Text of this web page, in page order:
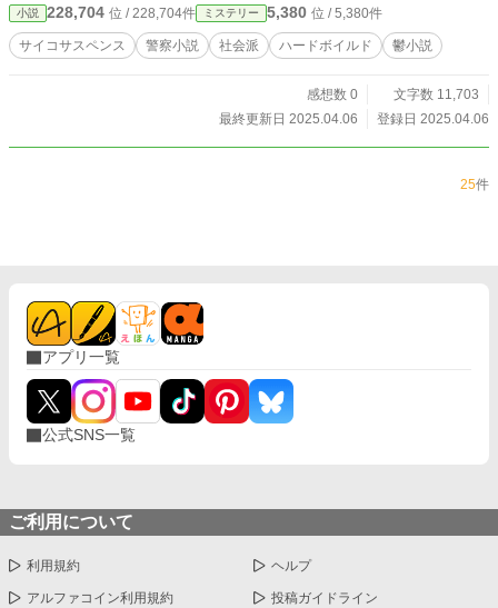
小説 228,704 位 / 228,704件 ミステリー 5,380 位 / 5,380件
サイコサスペンス 警察小説 社会派 ハードボイルド 鬱小説
感想数 0
文字数 11,703
最終更新日 2025.04.06
登録日 2025.04.06
25件
アプリ一覧
公式SNS一覧
ご利用について
利用規約 ヘルプ
アルファコイン利用規約 投稿ガイドライン